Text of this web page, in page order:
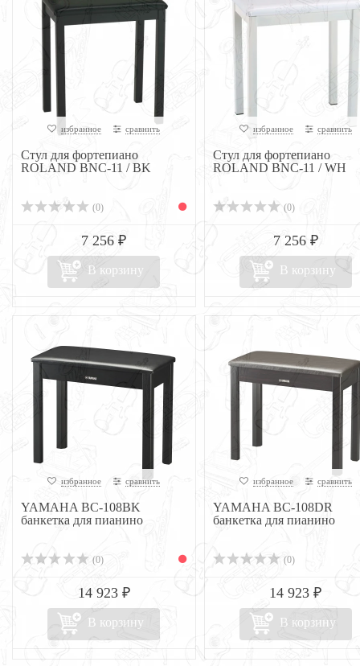
избранное сравнить
Стул для фортепиано
ROLAND BNC-11 / BK
(0)
7 256 ₽
В корзину
избранное сравнить
Стул для фортепиано
ROLAND BNC-11 / WH
(0)
7 256 ₽
В корзину
избранное сравнить
YAMAHA BC-108BK
банкетка для пианино
(0)
14 923 ₽
В корзину
избранное сравнить
YAMAHA BC-108DR
банкетка для пианино
(0)
14 923 ₽
В корзину